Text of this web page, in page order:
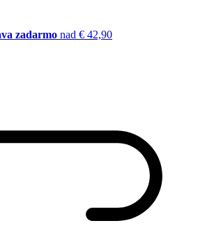
zadarmo nad € 42,90